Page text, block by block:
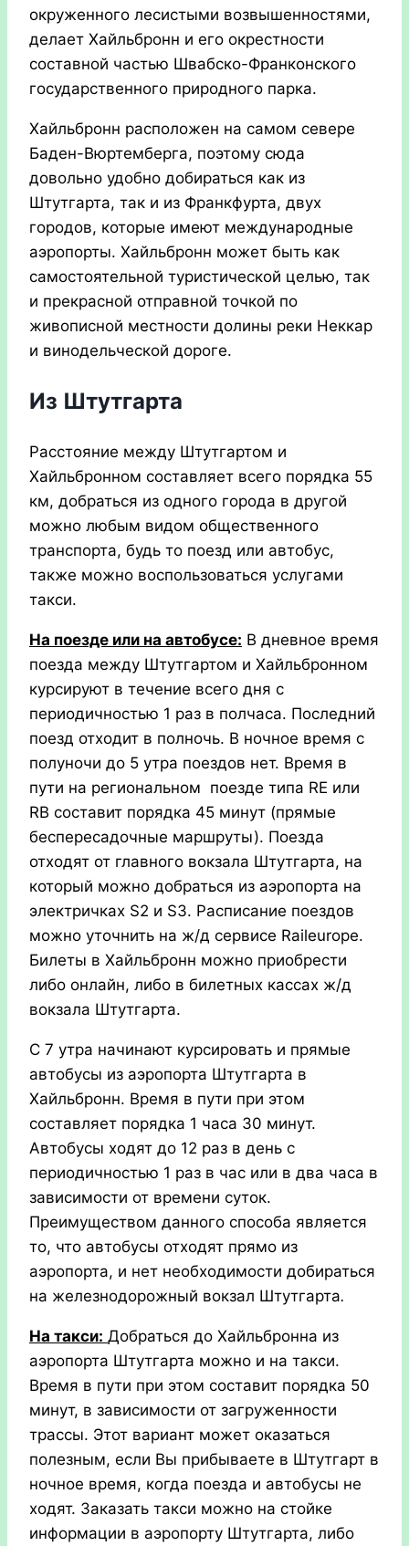
окруженного лесистыми возвышенностями,
делает Хайльбронн и его окрестности
составной частью Швабско-Франконского
государственного природного парка.
Хайльбронн расположен на самом севере
Баден-Вюртемберга, поэтому сюда
довольно удобно добираться как из
Штутгарта, так и из Франкфурта, двух
городов, которые имеют международные
аэропорты. Хайльбронн может быть как
самостоятельной туристической целью, так
и прекрасной отправной точкой по
живописной местности долины реки Неккар
и винодельческой дороге.
Из Штутгарта
Расстояние между Штутгартом и
Хайльбронном составляет всего порядка 55
км, добраться из одного города в другой
можно любым видом общественного
транспорта, будь то поезд или автобус,
также можно воспользоваться услугами
такси.
На поезде или на автобусе: В дневное время
поезда между Штутгартом и Хайльбронном
курсируют в течение всего дня с
периодичностью 1 раз в полчаса. Последний
поезд отходит в полночь. В ночное время с
полуночи до 5 утра поездов нет. Время в
пути на региональном поезде типа RE или
RB составит порядка 45 минут (прямые
беспересадочные маршруты). Поезда
отходят от главного вокзала Штутгарта, на
который можно добраться из аэропорта на
электричках S2 и S3. Расписание поездов
можно уточнить на ж/д сервисе Raileurope.
Билеты в Хайльбронн можно приобрести
либо онлайн, либо в билетных кассах ж/д
вокзала Штутгарта.
С 7 утра начинают курсировать и прямые
автобусы из аэропорта Штутгарта в
Хайльбронн. Время в пути при этом
составляет порядка 1 часа 30 минут.
Автобусы ходят до 12 раз в день с
периодичностью 1 раз в час или в два часа в
зависимости от времени суток.
Преимуществом данного способа является
то, что автобусы отходят прямо из
аэропорта, и нет необходимости добираться
на железнодорожный вокзал Штутгарта.
На такси: Добраться до Хайльбронна из
аэропорта Штутгарта можно и на такси.
Время в пути при этом составит порядка 50
минут, в зависимости от загруженности
трассы. Этот вариант может оказаться
полезным, если Вы прибываете в Штутгарт в
ночное время, когда поезда и автобусы не
ходят. Заказать такси можно на стойке
информации в аэропорту Штутгарта, либо